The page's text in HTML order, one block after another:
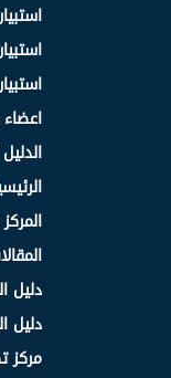
دليل
دليل
مركز